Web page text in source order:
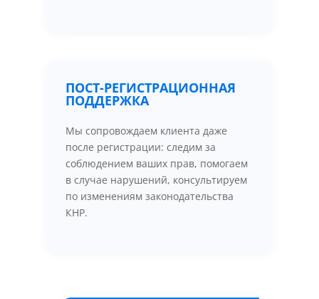
ПОСТ-РЕГИСТРАЦИОННАЯ
ПОДДЕРЖКА
Мы сопровождаем клиента даже
после регистрации: следим за
соблюдением ваших прав, помогаем
в случае нарушений, консультируем
по изменениям законодательства
КНР.